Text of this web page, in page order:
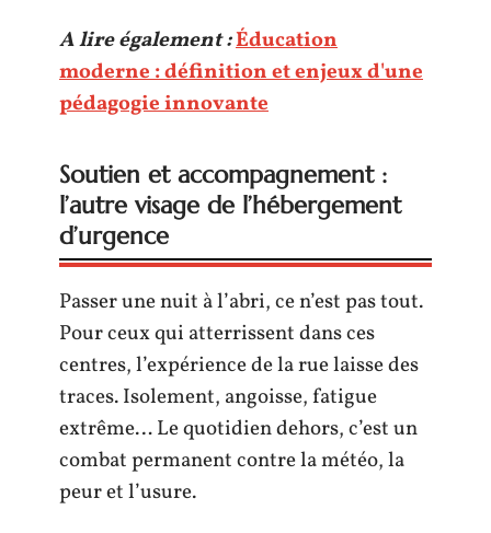
A lire également :Éducation
moderne : définition et enjeux d'une
pédagogie innovante
Soutien et accompagnement :
l’autre visage de l’hébergement
d’urgence
Passer une nuit à l’abri, ce n’est pas tout.
Pour ceux qui atterrissent dans ces
centres, l’expérience de la rue laisse des
traces. Isolement, angoisse, fatigue
extrême… Le quotidien dehors, c’est un
combat permanent contre la météo, la
peur et l’usure.